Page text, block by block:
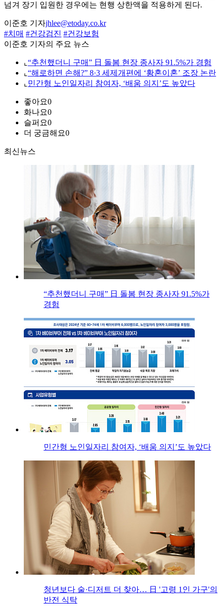
넘겨 장기 입원한 경우에는 현행 상한액을 적용하게 된다.
이준호 기자jhlee@etoday.co.kr
#치매 #건강검진 #건강보험
이준호 기자의 주요 뉴스
⌞ “추천했더니 구매” 日 돌봄 현장 종사자 91.5%가 경험
⌞ “해로하면 손해?” 8·3 세제개편에 ‘황혼이혼’ 조장 논란
⌞ 민간형 노인일자리 참여자, ‘배움 의지’도 높았다
좋아요0
화나요0
슬퍼요0
더 궁금해요0
최신뉴스
“추천했더니 구매” 日 돌봄 현장 종사자 91.5%가
경험
민간형 노인일자리 참여자, ‘배움 의지’도 높았다
청년보다 술·디저트 더 찾아… 日 '고령 1인 가구'의
반전 식탁